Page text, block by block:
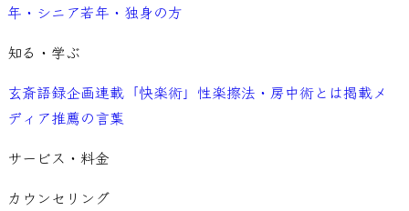
年・シニア若年・独身の方
知る・学ぶ
玄斎語録企画連載「快楽術」 性楽擦法・房中術とは掲載メ
ディア推薦の言葉
サービス・料金
カウンセリング